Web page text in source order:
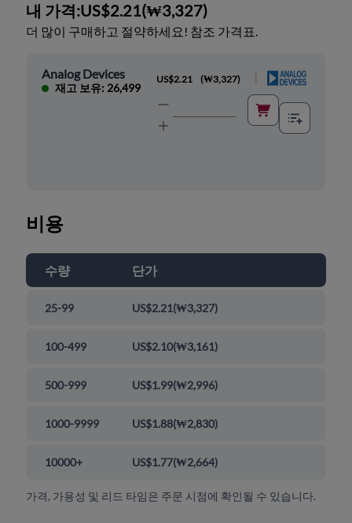
내 가격:US$2.21(₩3,327)
더 많이 구매하고 절약하세요! 참조 가격표.
Analog Devices
재고 보유: 26,499
US$2.21 (₩3,327)
비용
수량 단가
25-99 US$2.21(₩3,327)
100-499 US$2.10(₩3,161)
500-999 US$1.99(₩2,996)
1000-9999 US$1.88(₩2,830)
10000+ US$1.77(₩2,664)
가격, 가용성 및 리드 타임은 주문 시점에 확인될 수 있습니다.